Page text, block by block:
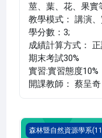
莖、葉、花、果實
教學模式： 講演
學分數：3;
成績計算方式： 正
期末考試30%
實習:實習態度10%
開課教師： 蔡呈
普通化學 一
森林暨自然資源學系